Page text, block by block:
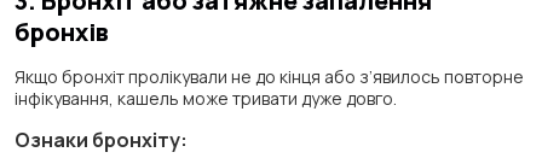
бронхів
Якщо бронхіт пролікували не до кінця або з’явилось повторне
інфікування, кашель може тривати дуже довго.
Ознаки бронхіту: